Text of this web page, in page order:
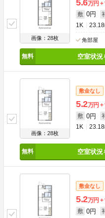
画像：28枚
5.6万円
敷 0円
1K
角部屋
空室状況
画像：28枚
敷金なし
5.2万円
敷 0円
1K
空室状況
敷金なし
5.2万円
敷 0円